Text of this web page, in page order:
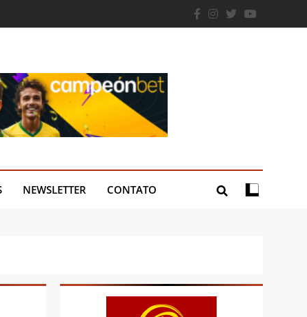
NEWSLETTER CONTATO